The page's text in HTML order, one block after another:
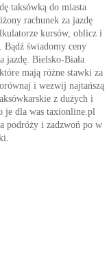
taksówką do miasta
rachunek za jazdę
kursów, oblicz i
Bądź świadomy ceny
jazdę. Bielsko-Biała
mają różne stawki za
i wezwij najtańszą
z dużych i
je dla was taxionline.pl
podróży i zadzwoń po w
.